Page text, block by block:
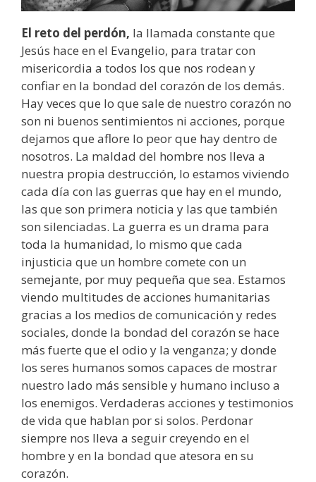
El reto del perdón, la llamada constante que
Jesús hace en el Evangelio, para tratar con
misericordia a todos los que nos rodean y
confiar en la bondad del corazón de los demás.
Hay veces que lo que sale de nuestro corazón no
son ni buenos sentimientos ni acciones, porque
dejamos que aflore lo peor que hay dentro de
nosotros. La maldad del hombre nos lleva a
nuestra propia destrucción, lo estamos viviendo
cada día con las guerras que hay en el mundo,
las que son primera noticia y las que también
son silenciadas. La guerra es un drama para
toda la humanidad, lo mismo que cada
injusticia que un hombre comete con un
semejante, por muy pequeña que sea. Estamos
viendo multitudes de acciones humanitarias
gracias a los medios de comunicación y redes
sociales, donde la bondad del corazón se hace
más fuerte que el odio y la venganza; y donde
los seres humanos somos capaces de mostrar
nuestro lado más sensible y humano incluso a
los enemigos. Verdaderas acciones y testimonios
de vida que hablan por si solos. Perdonar
siempre nos lleva a seguir creyendo en el
hombre y en la bondad que atesora en su
corazón.